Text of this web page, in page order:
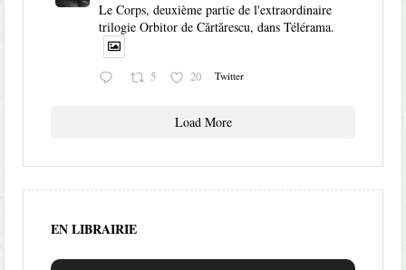
Le Corps, deuxième partie de l'extraordinaire
trilogie Orbitor de Cărtărescu, dans Télérama.
5 20 Twitter
Load More
EN LIBRAIRIE